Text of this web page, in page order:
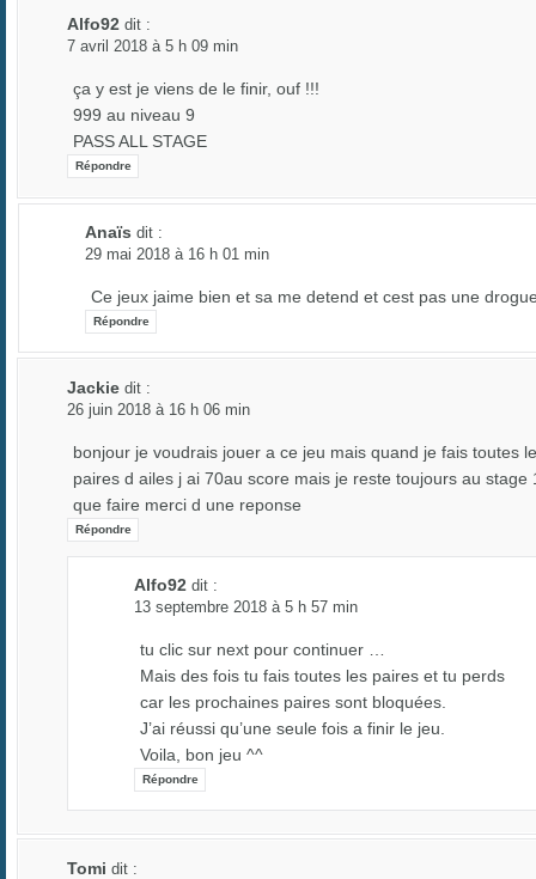
Alfo92 dit :
7 avril 2018 à 5 h 09 min
ça y est je viens de le finir, ouf !!!
999 au niveau 9
PASS ALL STAGE
Répondre
Anaïs dit :
29 mai 2018 à 16 h 01 min
Ce jeux jaime bien et sa me detend et cest pas une
Répondre
Jackie dit :
26 juin 2018 à 16 h 06 min
bonjour je voudrais jouer a ce jeu mais quand je fais toutes
paires d ailes j ai 70au score mais je reste toujours au stage
que faire merci d une reponse
Répondre
Alfo92 dit :
13 septembre 2018 à 5 h 57 min
tu clic sur next pour continuer …
Mais des fois tu fais toutes les paires et tu perds
car les prochaines paires sont bloquées.
J’ai réussi qu’une seule fois a finir le jeu.
Voila, bon jeu ^^
Répondre
Tomi dit :